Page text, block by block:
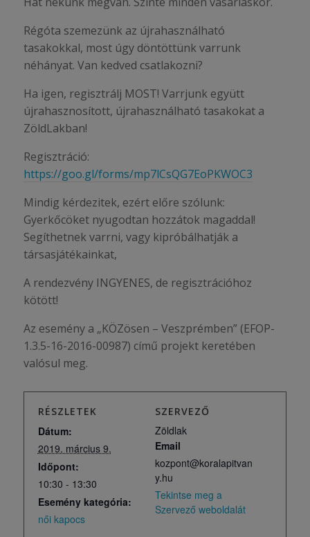
Régóta szemezünk az újrahasználható
tasakokkal, most úgy döntöttünk varrunk
néhányat. Van kedved csatlakozni?
Ha igen, regisztrálj MOST! Varrjunk együtt
újrahasznosított, újrahasználható tasakokat a
ZöldLakban!
Regisztráció:
https://goo.gl/forms/mp7lCsQG7EoPKWOC3
Mindig kérdezitek, ezért előre szólunk:
Gyerkőcöket nyugodtan hozzátok magaddal!
Segíthetnek varrni, vagy kipróbálhatják a
társasjátékainkat,
A rendezvény INGYENES, de regisztrációhoz
kötött!
Az esemény a „KÖZösen – Veszprémben” (EFOP-
1.3.5-16-2016-00987) című projekt keretében
valósul meg.
RÉSZLETEK
Dátum:
2019. március 9.
Időpont:
10:30 - 13:30
Esemény kategória:
női kapocs
SZERVEZŐ
Zöldlak
Email
kozpont@koralapitvan
y.hu
Tekintse meg a
Szervező weboldalát